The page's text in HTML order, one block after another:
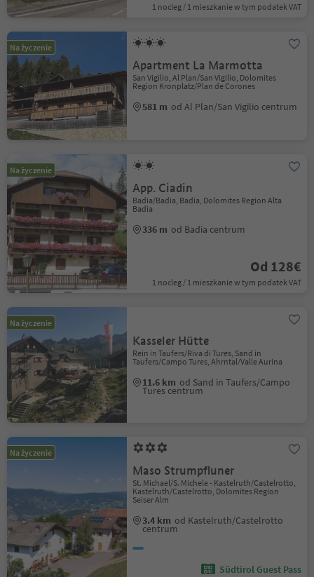
1 nocleg / 1 mieszkanie w tym podatek VAT
Na życzenie
Apartment La Marmotta
San Vigilio, Al Plan/San Vigilio, Dolomites
Region Kronplatz/Plan de Corones
581 m od Al Plan/San Vigilio centrum
Na życzenie
App. Ciadin
Badia/Badia, Badia, Dolomites Region Alta
Badia
336 m od Badia centrum
Od 128€
1 nocleg / 1 mieszkanie w tym podatek VAT
Na życzenie
Kasseler Hütte
Rein in Taufers/Riva di Tures, Sand in
Taufers/Campo Tures, Ahrntal/Valle Aurina
11.6 km od Sand in Taufers/Campo
Tures centrum
Na życzenie
Maso Strumpfluner
St. Michael/S. Michele - Kastelruth/Castelrotto,
Kastelruth/Castelrotto, Dolomites Region
Seiser Alm
3.4 km od Kastelruth/Castelrotto
centrum
Südtirol Guest Pass